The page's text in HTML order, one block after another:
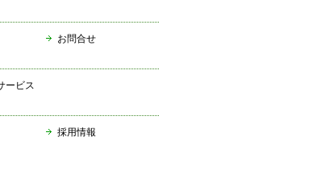
お問合せ
ービス
採用情報